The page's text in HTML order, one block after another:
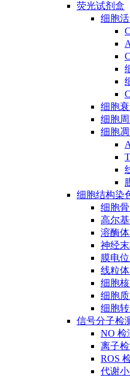
荧光试剂盒
细胞
细胞
细胞
细胞
细胞结构染
细胞
高尔
溶酶
神经
膜电
线粒
细胞
细胞
细胞
信号分子检
NO 检
离子检
ROS
代谢